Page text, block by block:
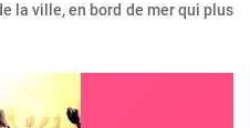
la ville, en bord de mer qui plus